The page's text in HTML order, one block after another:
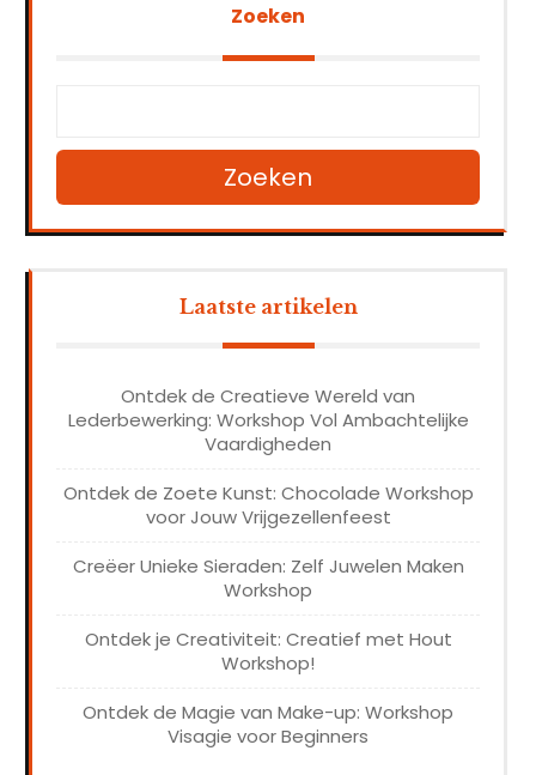
Zoeken
Zoeken
Laatste artikelen
Ontdek de Creatieve Wereld van
Lederbewerking: Workshop Vol Ambachtelijke
Vaardigheden
Ontdek de Zoete Kunst: Chocolade Workshop
voor Jouw Vrijgezellenfeest
Creëer Unieke Sieraden: Zelf Juwelen Maken
Workshop
Ontdek je Creativiteit: Creatief met Hout
Workshop!
Ontdek de Magie van Make-up: Workshop
Visagie voor Beginners